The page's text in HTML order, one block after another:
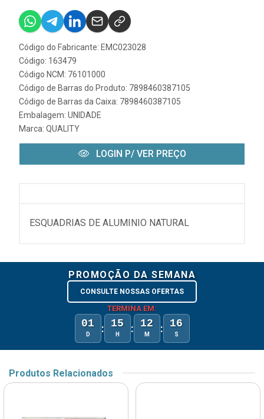
Código do Fabricante: EMC023028
Código: 163479
Código NCM: 76101000
Código de Barras do Produto: 7898460387105
Código de Barras da Caixa: 7898460387105
Embalagem: UNIDADE
Marca: QUALITY
LOGIN P/ VER PREÇO
ESQUADRIAS DE ALUMINIO NATURAL
PROMOÇÃO DA SEMANA
CONSULTE NOSSAS OFERTAS
TERMINA EM:
01
D : 15
H : 12
M : 16
S
Produtos Relacionados